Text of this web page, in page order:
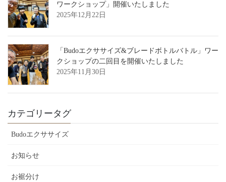
ワークショップ」開催いたしました
2025年12月22日
「Budoエクササイズ&ブレードボトルバトル」ワー
クショップの二回目を開催いたしました
2025年11月30日
カテゴリータグ
Budoエクササイズ
お知らせ
お裾分け